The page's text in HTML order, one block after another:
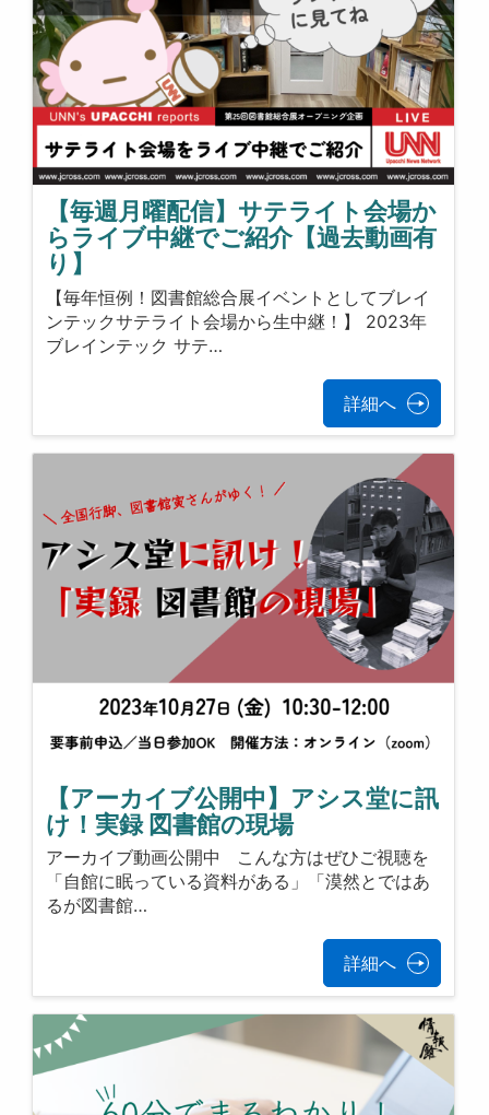
【毎週月曜配信】サテライト会場か
らライブ中継でご紹介【過去動画有
り】
【毎年恒例！図書館総合展イベントとしてブレイ
ンテックサテライト会場から生中継！】 2023年
ブレインテック サテ…
詳細へ
【アーカイブ公開中】アシス堂に訊
け！実録 図書館の現場
アーカイブ動画公開中 こんな方はぜひご視聴を
「自館に眠っている資料がある」「漠然とではあ
るが図書館…
詳細へ